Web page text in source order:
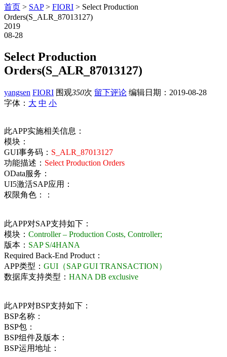
首页 > SAP> FIORI > Select Production
Orders(S_ALR_87013127)
2019
08-28
Select Production
Orders(S_ALR_87013127)
yangsen FIORI 围观350次 留下评论 编辑日期： 2019-08-28
字体： 大 中 小
此APP实施相关信息：
模块：
GUI事务码： S_ALR_87013127
功能描述： Select Production Orders
OData服务：
UI5激活SAP应用：
权限角色：：
此APP对SAP支持如下：
模块： Controller – Production Costs, Controller;
版本： SAP S/4HANA
Required Back-End Product：
APP类型： GUI（SAP GUI TRANSACTION）
数据库支持类型： HANA DB exclusive
此APP对BSP支持如下：
BSP名称：
BSP包：
BSP组件及版本：
BSP运用地址：